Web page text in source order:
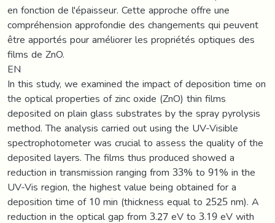
en fonction de l'épaisseur. Cette approche offre une
compréhension approfondie des changements qui peuvent
être apportés pour améliorer les propriétés optiques des
films de ZnO.
EN
In this study, we examined the impact of deposition time on
the optical properties of zinc oxide (ZnO) thin films
deposited on plain glass substrates by the spray pyrolysis
method. The analysis carried out using the UV-Visible
spectrophotometer was crucial to assess the quality of the
deposited layers. The films thus produced showed a
reduction in transmission ranging from 33% to 91% in the
UV-Vis region, the highest value being obtained for a
deposition time of 10 min (thickness equal to 2525 nm). A
reduction in the optical gap from 3.27 eV to 3.19 eV with